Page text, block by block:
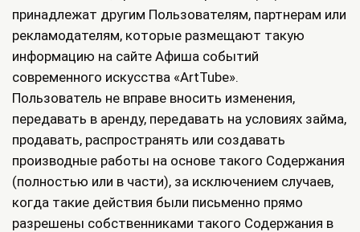
принадлежат другим Пользователям, партнерам или
рекламодателям, которые размещают такую
информацию на сайте Афиша событий
современного искусства «ArtTube».
Пользователь не вправе вносить изменения,
передавать в аренду, передавать на условиях займа,
продавать, распространять или создавать
производные работы на основе такого Содержания
(полностью или в части), за исключением случаев,
когда такие действия были письменно прямо
разрешены собственниками такого Содержания в